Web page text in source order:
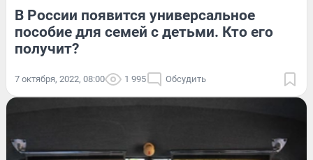
В России появится универсальное
пособие для семей с детьми. Кто его
получит?
7 октября, 2022, 08:00 1 995 Обсудить